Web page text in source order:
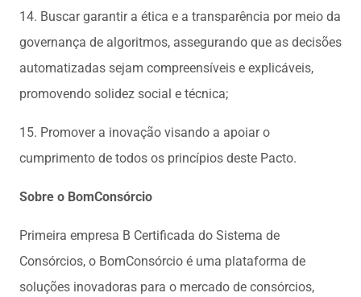
14. Buscar garantir a ética e a transparência por meio da
governança de algoritmos, assegurando que as decisões
automatizadas sejam compreensíveis e explicáveis,
promovendo solidez social e técnica;
15. Promover a inovação visando a apoiar o
cumprimento de todos os princípios deste Pacto.
Sobre o BomConsórcio
Primeira empresa B Certificada do Sistema de
Consórcios, o BomConsórcio é uma plataforma de
soluções inovadoras para o mercado de consórcios,